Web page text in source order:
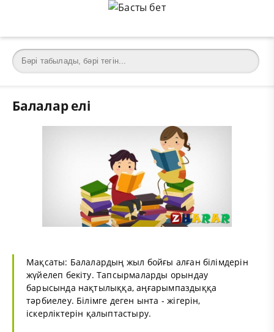
Балалар елі
Мақсаты: Балалардың жыл бойғы алған білімдерін
жүйелеп бекіту. Тапсырмаларды орындау
барысында нақтылыққа, аңғарымпаздыққа
тәрбиелеу. Білімге деген ынта - жігерін,
іскерліктерін қалыптастыру.